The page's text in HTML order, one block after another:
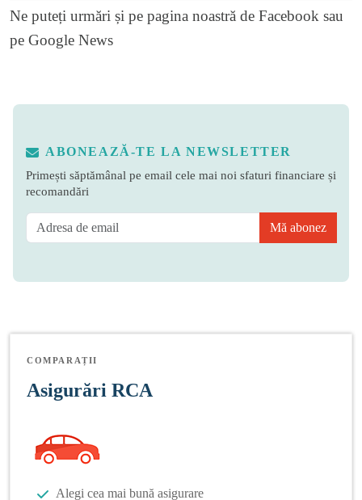
Ne puteți urmări și pe pagina noastră de Facebook sau
pe Google News
ABONEAZĂ-TE LA NEWSLETTER
Primești săptămânal pe email cele mai noi sfaturi financiare și
recomandări
Mă abonez
COMPARAȚII
Asigurări RCA
Alegi cea mai bună asigurare